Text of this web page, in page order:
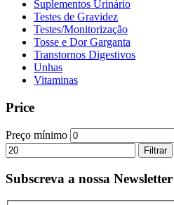
Suplementos Urinário
Testes de Gravidez
Testes/Monitorização
Tosse e Dor Garganta
Transtornos Digestivos
Unhas
Vitaminas
Price
Preço mínimo
Filtrar
Subscreva a nossa Newsletter